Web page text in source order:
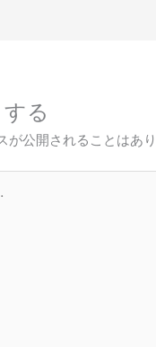
る
が公開されることはあり